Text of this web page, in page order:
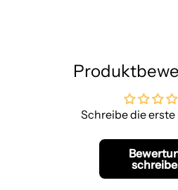
Schreibe die